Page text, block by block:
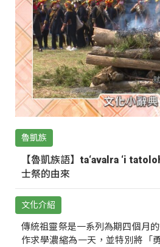
魯凱族
【魯凱族語】ta‘avalra ‘i
士祭的由來
文化介紹
傳統祖靈祭是一系列為期四個月
作求學濃縮為一天，並特別將「